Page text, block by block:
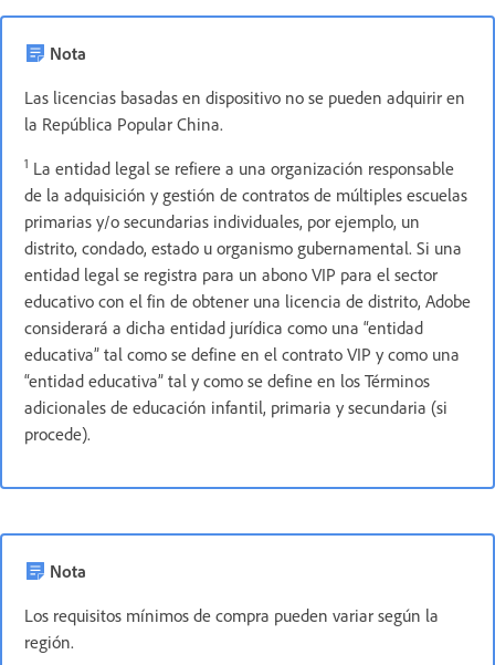
Nota
Las licencias basadas en dispositivo no se pueden adquirir en
la República Popular China.
1 La entidad legal se refiere a una organización responsable
de la adquisición y gestión de contratos de múltiples escuelas
primarias y/o secundarias individuales, por ejemplo, un
distrito, condado, estado u organismo gubernamental. Si una
entidad legal se registra para un abono VIP para el sector
educativo con el fin de obtener una licencia de distrito, Adobe
considerará a dicha entidad jurídica como una “entidad
educativa” tal como se define en el contrato VIP y como una
“entidad educativa” tal y como se define en los Términos
adicionales de educación infantil, primaria y secundaria (si
procede).
Nota
Los requisitos mínimos de compra pueden variar según la
región.